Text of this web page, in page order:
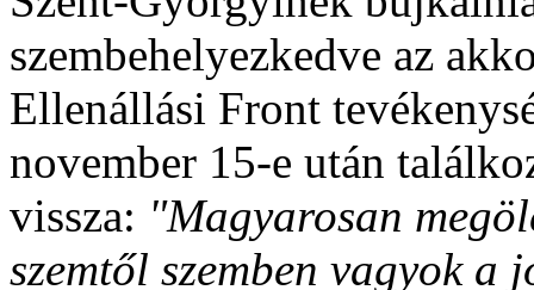
szembehelyezkedve az
Ellenállási Front
november 15-e után
vissza: "Magyarosan
szemtől szemben vagyok